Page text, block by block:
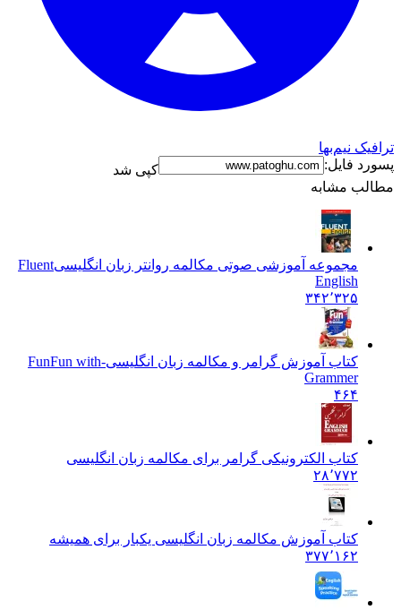
ترافیک نیم‌بها
پسورد فایل:
کپی شد
مطالب مشابه
مجموعه آموزشی صوتی مکالمه روانتر زبان انگلیسیFluent
English
۳۴۲٬۳۲۵
کتاب آموزش گرامر و مکالمه زبان انگلیسی-FunFun with
Grammer
۴۶۴
کتاب الکترونیکی گرامر برای مکالمه زبان انگلیسی
۲۸٬۷۷۲
کتاب آموزش مکالمه زبان انگلیسی یکبار برای همیشه
۳۷۷٬۱۶۲